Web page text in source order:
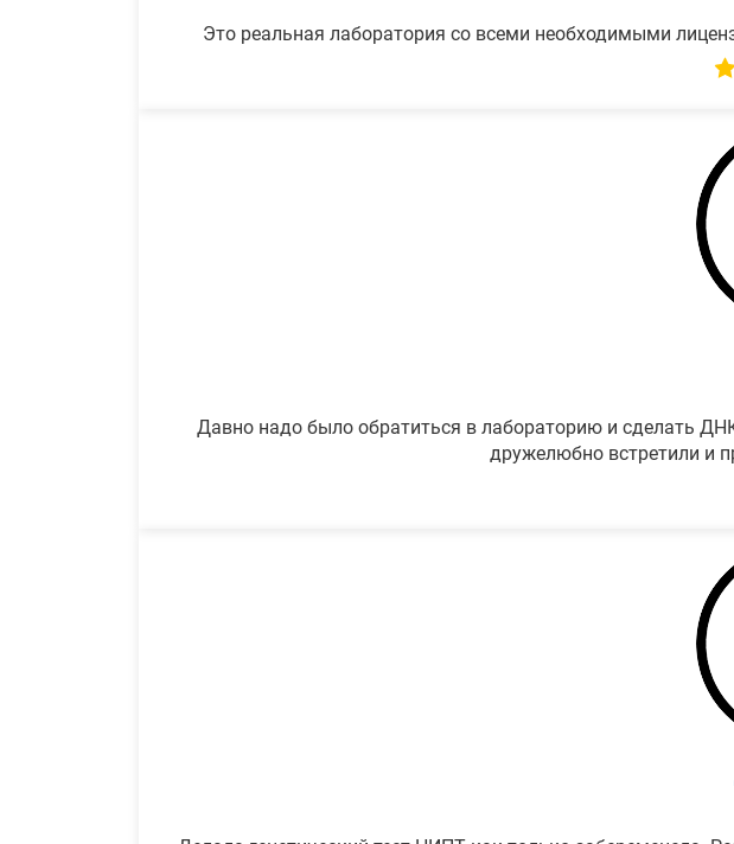
Это реальная лаборатория со всеми необходимыми
Давно надо было обратиться в лабораторию и сделать
дружелюбно встретили и